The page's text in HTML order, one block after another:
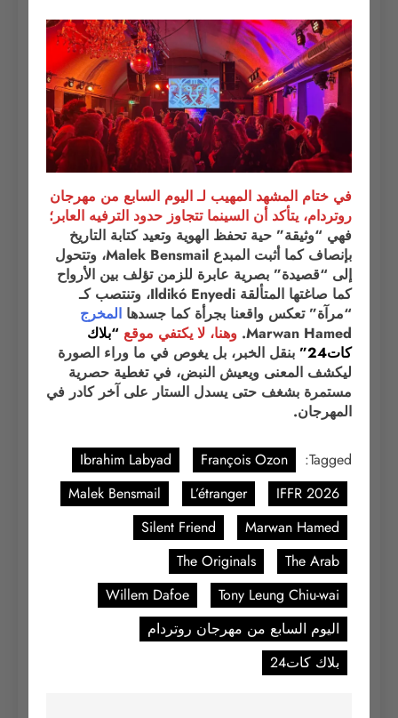
في ختام المشهد المهيب لـ اليوم السابع من مهرجان
روتردام، يتأكد أن السينما تتجاوز حدود الترفيه العابر؛
فهي “وثيقة” حية تحفظ الهوية وتعيد كتابة التاريخ
بإنصاف كما أثبت المبدع Malek Bensmail، وتتحول
إلى “قصيدة” بصرية عابرة للزمن تؤلف بين الأرواح
كما صاغتها المتألقة Ildikó Enyedi، وتنتصب كـ
“مرآة” تعكس واقعنا بجرأة كما جسدها المخرج
Marwan Hamed. وهنا، لا يكتفي موقع “بلاك
كات24”
بنقل الخبر، بل يغوص في ما وراء الصورة
ليكشف المعنى ويعيش النبض، في تغطية حصرية
مستمرة بشغف حتى يسدل الستار على آخر كادر في
المهرجان.
Tagged:
François Ozon
Ibrahim Labyad
IFFR 2026
L’étranger
Malek Bensmail
Marwan Hamed
Silent Friend
The Arab
The Originals
Tony Leung Chiu-wai
Willem Dafoe
اليوم السابع من مهرجان روتردام
بلاك كات24